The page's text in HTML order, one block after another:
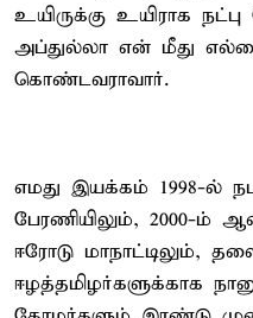
உயிருக்கு உயிராக
அப்துல்லா என் மீது
கொண்டவராவார்.
எமது இயக்கம் 1998-ல்
பேரணியிலும், 2000-ம்
ஈரோடு மாநாட்டிலும்,
ஈழத்தமிழர்களுக்காக